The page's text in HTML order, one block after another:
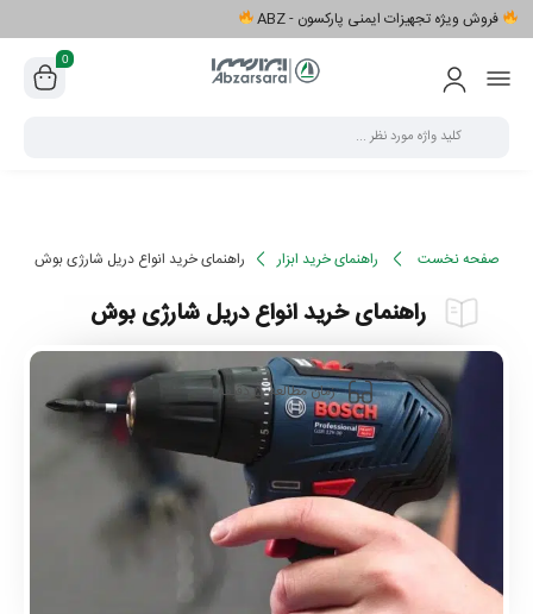
فروش ویژه تجهیزات ایمنی پارکسون - ABZ
0
صفحه نخست راهنمای خرید ابزار راهنمای خرید انواع دریل شارژی بوش
راهنمای خرید انواع دریل شارژی بوش
زمان مطالعه 5دقیقه